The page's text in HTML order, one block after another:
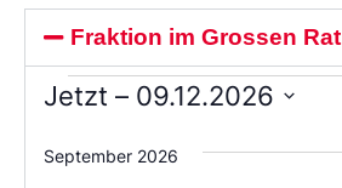
Fraktion im Grossen Rat
Jetzt – 09.12.2026
Sie
das
September 2026